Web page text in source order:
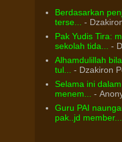
Berdasarkan
terse...
-
Pak Yudis Tira:
sekolah tida...
-
Alhamdulillah
tul...
- Dzakiron
Selama ini
menem...
-
Guru PAI
pak..jd member...